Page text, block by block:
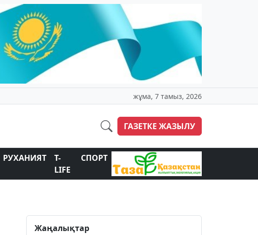
жұма, 7 тамыз, 2026
ГАЗЕТКЕ ЖАЗЫЛУ
РУХАНИЯТ
T-
LIFE
СПОРТ
Жаңалықтар